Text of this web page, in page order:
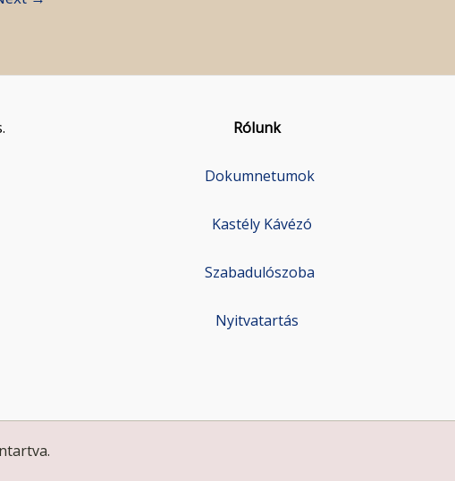
Rólunk
Dokumnetumok
Kastély Kávézó
Szabadulószoba
Nyitvatartás